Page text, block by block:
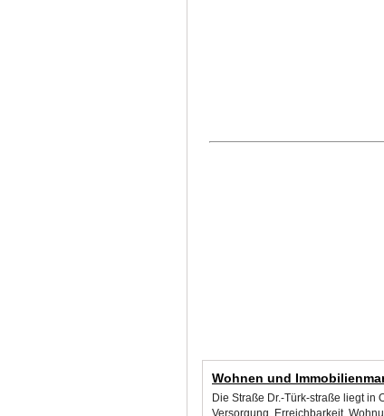
Wohnen und
Die Straße Dr.-Türk-straße liegt
Versorgung, Erreichbarkeit,